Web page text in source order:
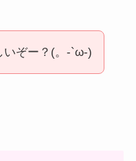
いぞー？(。-`ω-)